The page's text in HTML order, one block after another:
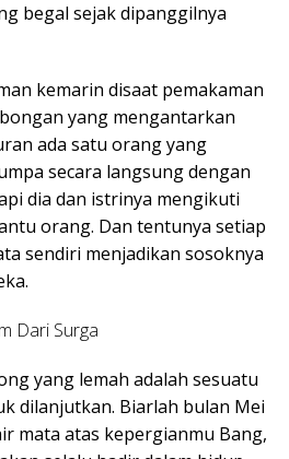
begal sejak dipanggilnya
kemarin disaat pemakaman
yang mengantarkan
ada satu orang yang
secara langsung dengan
dia dan istrinya mengikuti
orang. Dan tentunya setiap
sendiri menjadikan sosoknya
Dari Surga
yang lemah adalah sesuatu
dilanjutkan. Biarlah bulan Mei
mata atas kepergianmu Bang,